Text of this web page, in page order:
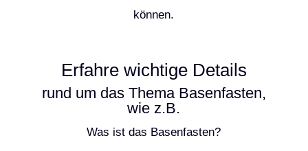
können.
Erfahre wichtige Details
rund um das Thema Basenfasten,
wie z.B.
Was ist das Basenfasten?